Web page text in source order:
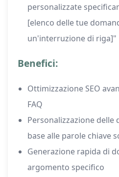
personalizzate
[elenco delle tue
un'interruzione di riga]"
Benefici:
Ottimizzazione SEO
FAQ
Personalizzazione
base alle parole chiave
Generazione rapida di
argomento specifico